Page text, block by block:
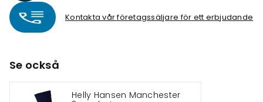
Kontakta vår företagssäljare för ett erbjudande
Se också
Helly Hansen Manchester